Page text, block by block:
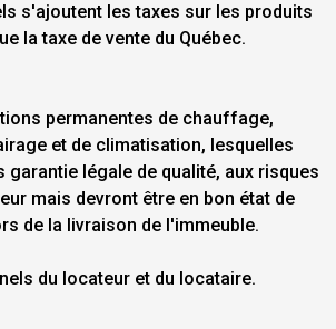
s'ajoutent les taxes sur les produits
la taxe de vente du Québec.
permanentes de chauffage,
et de climatisation, lesquelles
garantie légale de qualité, aux risques
mais devront être en bon état de
de la livraison de l'immeuble.
du locateur et du locataire.